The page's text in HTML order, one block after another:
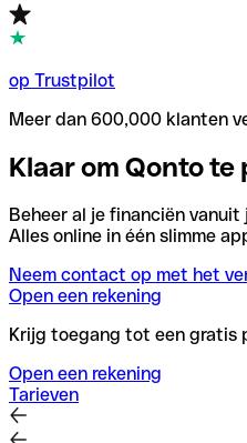
op Trustpilot
Meer dan 600,000 klanten
Klaar om Qonto te
Beheer al je financiën
Alles online in één slimme
Neem contact op met het
Open een rekening
Krijg toegang tot een gratis
Open een rekening
Tarieven